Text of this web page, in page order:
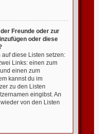
Freunde oder zur
oder diese
auf diese Listen setzen:
Links: einen zum
einen zum
kannst du im
zu den Listen
eingibst. An
von den Listen